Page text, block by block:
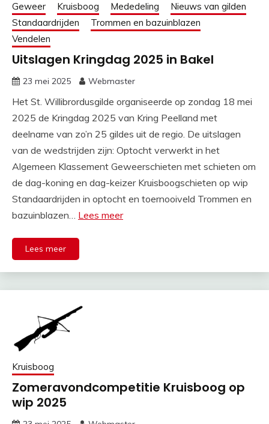
Geweer Kruisboog Mededeling
Nieuws van gilden
Standaardrijden
Trommen en bazuinblazen
Vendelen
Uitslagen Kringdag 2025 in Bakel
23 mei 2025 Webmaster
Het St. Willibrordusgilde organiseerde op zondag 18 mei
2025 de Kringdag 2025 van Kring Peelland met
deelname van zo’n 25 gildes uit de regio. De uitslagen
van de wedstrijden zijn: Optocht verwerkt in het
Algemeen Klassement Geweerschieten met schieten om
de dag-koning en dag-keizer Kruisboogschieten op wip
Standaardrijden in optocht en toernooiveld Trommen en
bazuinblazen… Lees meer
Lees meer
Kruisboog
Zomeravondcompetitie Kruisboog op
wip 2025